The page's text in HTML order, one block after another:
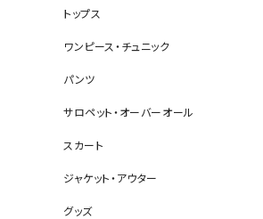
トップス
ワンピース・チュニック
パンツ
サロペット・オーバーオール
スカート
ジャケット・アウター
グッズ